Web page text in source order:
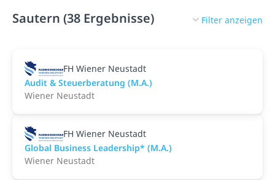
Sautern (38 Ergebnisse) Filter anzeigen
FH Wiener Neustadt
Audit & Steuerberatung (M.A.)
Wiener Neustadt
FH Wiener Neustadt
Global Business Leadership* (M.A.)
Wiener Neustadt